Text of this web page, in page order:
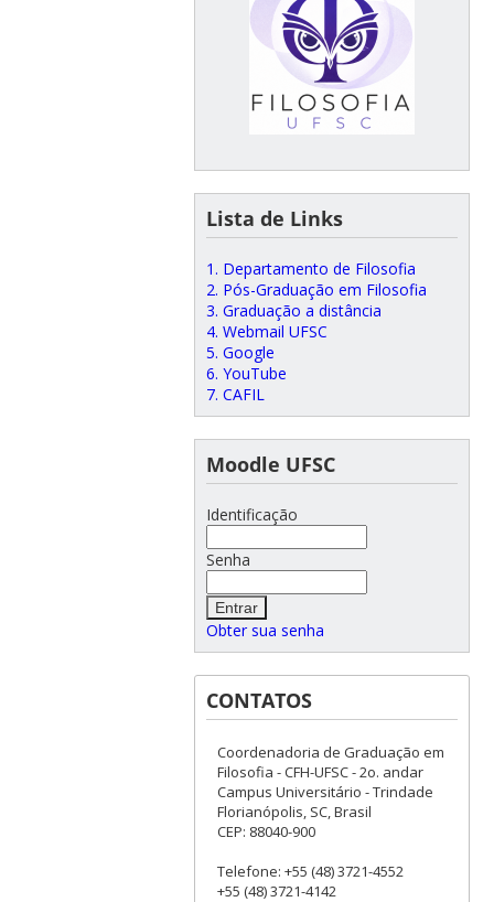
Lista de Links
1. Departamento de Filosofia
2. Pós-Graduação em Filosofia
3. Graduação a distância
4. Webmail UFSC
5. Google
6. YouTube
7. CAFIL
Moodle UFSC
Identificação
Senha
Obter sua senha
CONTATOS
Coordenadoria de Graduação em
Filosofia - CFH-UFSC - 2o. andar
Campus Universitário - Trindade
Florianópolis, SC, Brasil
CEP: 88040-900
Telefone: +55 (48) 3721-4552
+55 (48) 3721-4142